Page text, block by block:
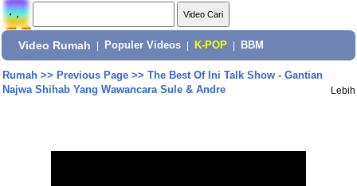
Video Rumah Populer Videos K-POP BBM
Rumah>> Previous Page>> The Best Of Ini Talk Show - Gantian
Najwa Shihab Yang Wawancara Sule & Andre
Lebih